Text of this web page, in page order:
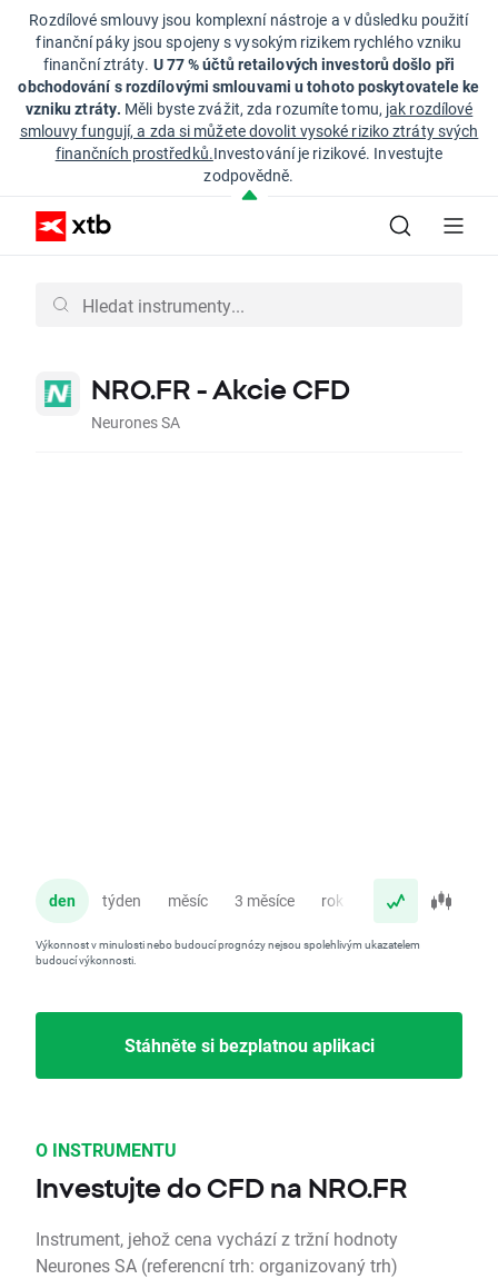
Rozdílové smlouvy jsou komplexní nástroje a v důsledku použití
finanční páky jsou spojeny s vysokým rizikem rychlého vzniku
finanční ztráty. U 77 % účtů retailových investorů došlo při
obchodování s rozdílovými smlouvami u tohoto poskytovatele ke
vzniku ztráty. Měli byste zvážit, zda rozumíte tomu, jak rozdílové
smlouvy fungují, a zda si můžete dovolit vysoké riziko ztráty svých
finančních prostředků.Investování je rizikové. Investujte
zodpovědně.
NRO.FR - Akcie CFD
Neurones SA
den týden měsíc 3 měsíce rok
Výkonnost v minulosti nebo budoucí prognózy nejsou spolehlivým ukazatelem
budoucí výkonnosti.
Stáhněte si bezplatnou aplikaci
O INSTRUMENTU
Investujte do CFD na NRO.FR
Instrument, jehož cena vychází z tržní hodnoty
Neurones SA (referencní trh: organizovaný trh)